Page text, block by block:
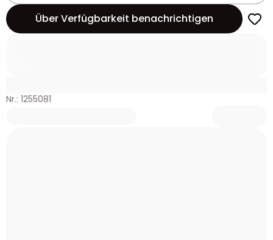
Über Verfügbarkeit benachrichtigen
Nr.: 1255081